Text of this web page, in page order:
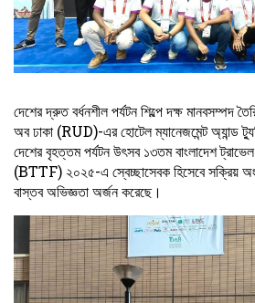
দেশের দ্রুত বর্ধনশীল পর্যটন শিল্পে দক্ষ মানবসম্পদ
অব ঢাকা (RUD)-এর হোটেল ম্যানেজমেন্ট অ্যান্ড
দেশের বৃহত্তম পর্যটন উৎসব ১৩তম বাংলাদেশ
(BTTF) ২০২৫-এ স্বেচ্ছাসেবক হিসেবে সক্রিয়
বাস্তব অভিজ্ঞতা অর্জন করেছে।